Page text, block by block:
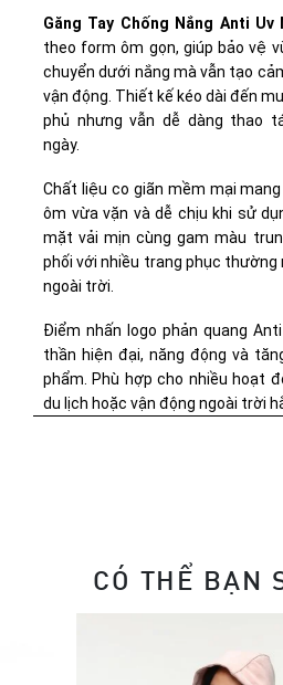
Găng Tay Chống Nắng Anti Uv
theo form ôm gọn, giúp bảo vệ
chuyển dưới nắng mà vẫn tạo
vận động. Thiết kế kéo dài đến
phủ nhưng vẫn dễ dàng thao
ngày.
Chất liệu co giãn mềm mại
ôm vừa vặn và dễ chịu khi sử
mặt vải mịn cùng gam màu
phối với nhiều trang phục
ngoài trời.
Điểm nhấn logo phản quang
thần hiện đại, năng động và
phẩm. Phù hợp cho nhiều hoạt
du lịch hoặc vận động ngoài trời
CÓ THỂ BẠN